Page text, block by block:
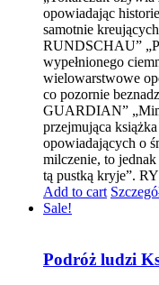
opowiadając
samotnie
RUNDSCHAU”
wypełnionego
wielowarstwowe
co pozornie
GUARDIAN”
przejmująca
opowiadających o
milczenie, to
tą pustką kryje”.
Add to cart
Sale!
Podróż ludzi